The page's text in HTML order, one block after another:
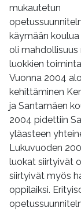
mukautetun
käymään
oli
luokkien
Vuonna 2004
kehittäminen
ja Santamäen
2004 pidettiin
yläasteen
Lukuvuoden
luokat siirtyivät
siirtyivät myös
oppilaiksi.